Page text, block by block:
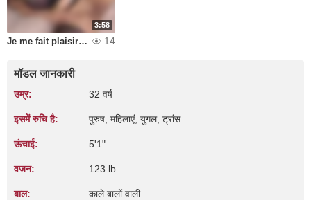
3:58
Je me fait plaisir en petite tenue 14
मॉडल जानकारी
उम्र: 32 वर्ष
इसमें रुचि है: पुरुष, महिलाएं, युगल, ट्रांस
ऊंचाई: 5'1"
वजन: 123 lb
बाल: काले बालों वाली